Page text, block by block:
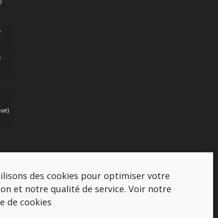
des cookies pour optimiser votre
et notre qualité de service. Voir notre
de cookies